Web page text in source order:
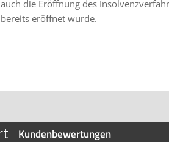
auch die Eröffnung des
bereits eröffnet wurde.
Kundenbewertungen